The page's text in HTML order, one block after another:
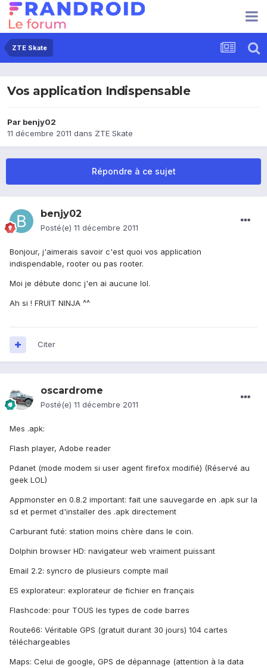
ZTE Skate
Vos application Indispensable
Par benjy02
11 décembre 2011 dans ZTE Skate
Répondre à ce sujet
benjy02
Posté(e) 11 décembre 2011
Bonjour, j'aimerais savoir c'est quoi vos application
indispendable, rooter ou pas rooter.
Moi je débute donc j'en ai aucune lol.
Ah si ! FRUIT NINJA ^^
Citer
oscardrome
Posté(e) 11 décembre 2011
Mes .apk:
Flash player, Adobe reader
Pdanet (mode modem si user agent firefox modifié) (Réservé au
geek LOL)
Appmonster en 0.8.2 important: fait une sauvegarde en .apk sur la
sd et permet d'installer des .apk directement
Carburant futé: station moins chère dans le coin.
Dolphin browser HD: navigateur web vraiment puissant
Email 2.2: syncro de plusieurs compte mail
ES explorateur: explorateur de fichier en français
Flashcode: pour TOUS les types de code barres
Route66: Véritable GPS (gratuit durant 30 jours) 104 cartes
téléchargeables
Maps: Celui de google, GPS de dépannage (attention à la data